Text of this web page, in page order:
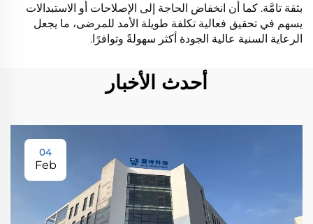
بثقة تامَّة. كما أن انخفاض الحاجة إلى الإصلاحات أو الاستبدالات
يسهم في تحقيق فعالية تكلفة طويلة الأمد للمرضى، ما يجعل
الرعاية السنية عالية الجودة أكثر سهولةً وتوافرًا.
أحدث الأخبار
04
Feb